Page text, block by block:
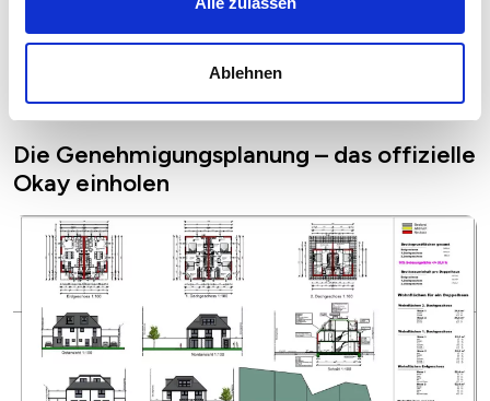
Ablehnen
dem Aufwand der Änderungen und der Erstellung der gesamten
Die Genehmigungsplanung – das offizielle
Okay einholen